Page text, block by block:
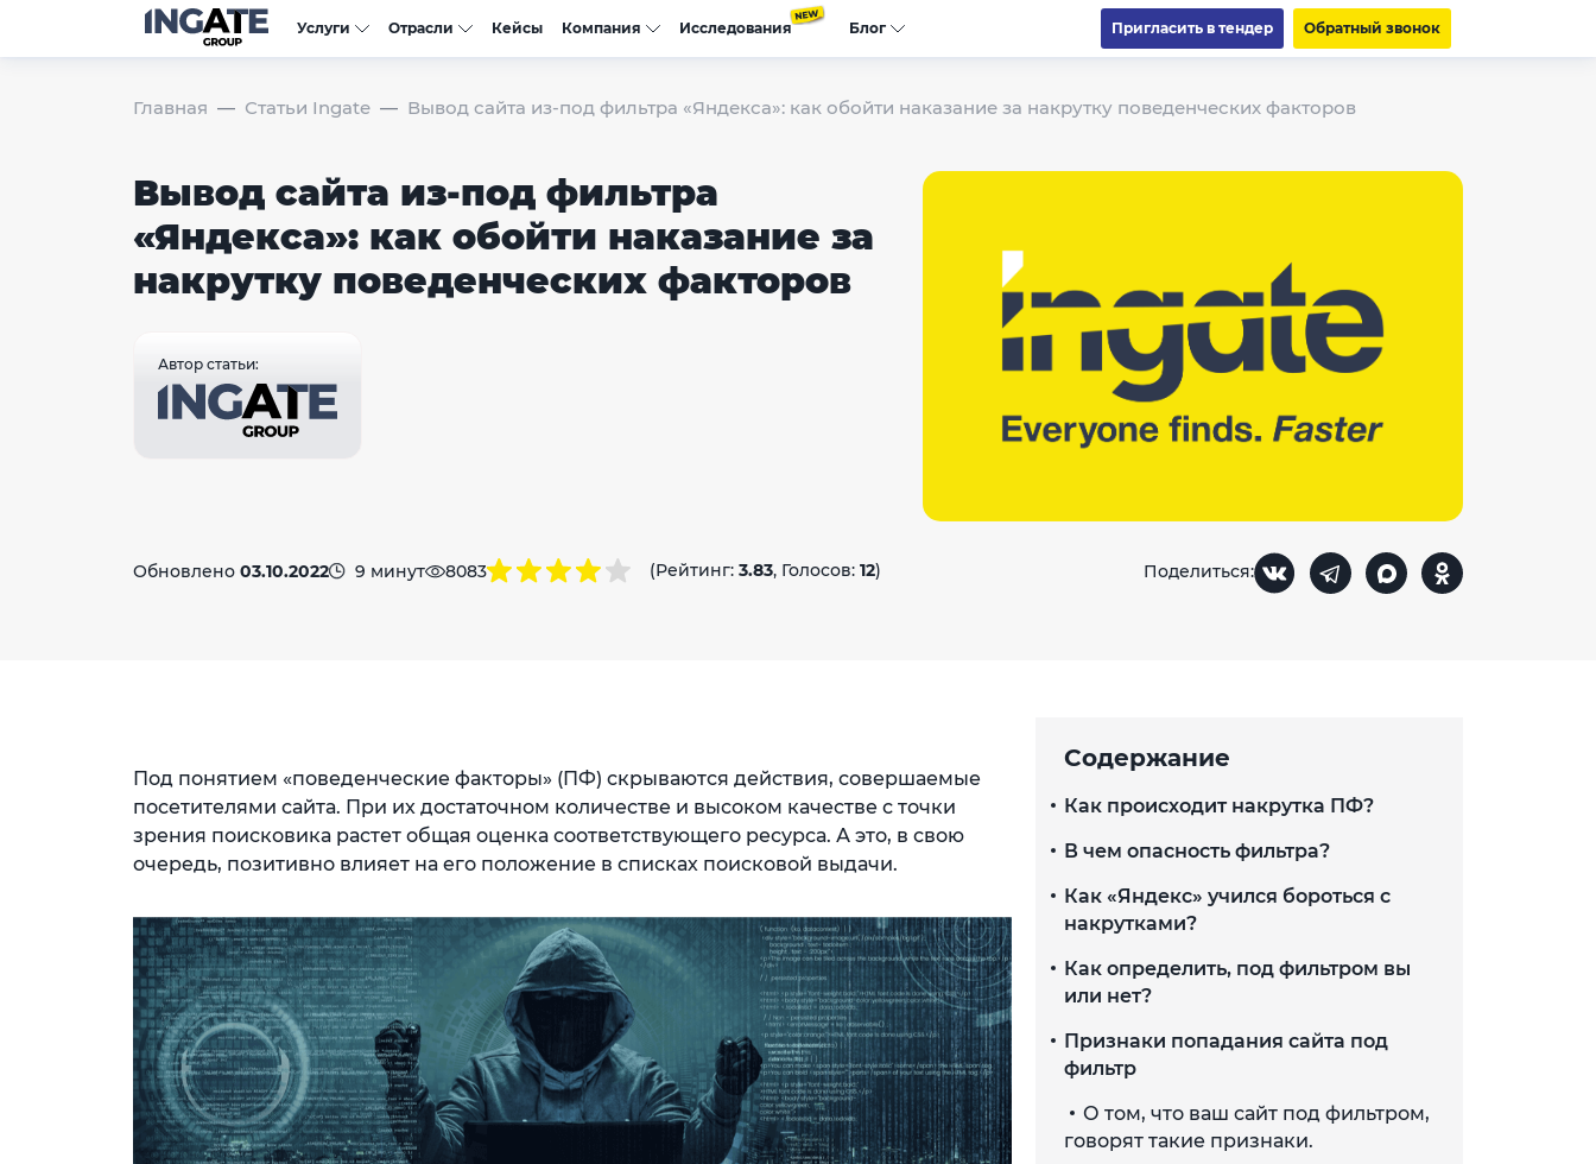
Услуги Отрасли Кейсы Компания Исследования Блог Пригласить в тендер Обратный звонок
Главная Статьи Ingate Вывод сайта из-под фильтра «Яндекса»: как обойти наказание за накрутку поведенческих факторов
Вывод сайта из-под фильтра
«Яндекса»: как обойти наказание за
накрутку поведенческих факторов
Автор статьи:
Обновлено 03.10.2022 9 минут 8083 (Рейтинг: 3.83, Голосов: 12) Поделиться:
Под понятием «поведенческие факторы» (ПФ) скрываются действия, совершаемые
посетителями сайта. При их достаточном количестве и высоком качестве с точки
зрения поисковика растет общая оценка соответствующего ресурса. А это, в свою
очередь, позитивно влияет на его положение в списках поисковой выдачи.
Содержание
Как происходит накрутка ПФ?
В чем опасность фильтра?
Как «Яндекс» учился бороться с
накрутками?
Как определить, под фильтром вы
или нет?
Признаки попадания сайта под
фильтр
О том, что ваш сайт под фильтром,
говорят такие признаки.